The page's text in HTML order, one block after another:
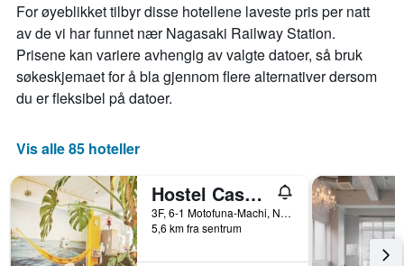
For øyeblikket tilbyr disse hotellene laveste pris per natt
av de vi har funnet nær Nagasaki Railway Station.
Prisene kan variere avhengig av valgte datoer, så bruk
søkeskjemaet for å bla gjennom flere alternativer dersom
du er fleksibel på datoer.
Vis alle 85 hoteller
Hostel Casa Noda
3F, 6-1 Motofuna-Machi, Nagasaki, Japan
5,6 km fra sentrum